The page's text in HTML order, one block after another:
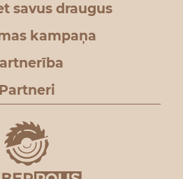
savus draugus
kampaņa
Partneri